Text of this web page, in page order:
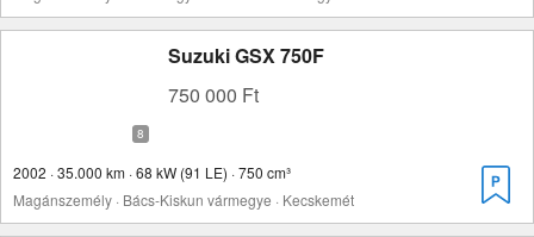
Suzuki GSX 750F
750 000 Ft
2002 · 35.000 km · 68 kW (91 LE) · 750 cm³
Magánszemély · Bács-Kiskun vármegye · Kecskemét